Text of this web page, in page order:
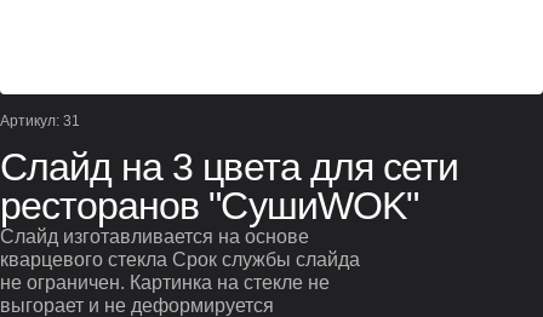
Артикул: 31
Слайд на 3 цвета для сети
ресторанов "СушиWOK"
Слайд изготавливается на основе
кварцевого стекла Срок службы слайда
не ограничен. Картинка на стекле не
выгорает и не деформируется